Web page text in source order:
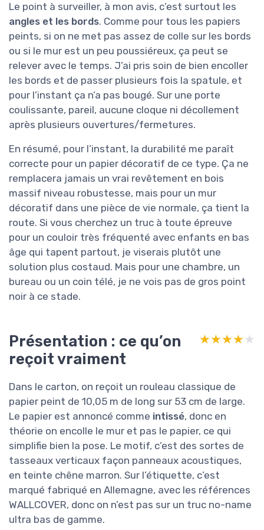
Le point à surveiller, à mon avis, c’est surtout les
angles et les bords. Comme pour tous les papiers
peints, si on ne met pas assez de colle sur les bords
ou si le mur est un peu poussiéreux, ça peut se
relever avec le temps. J’ai pris soin de bien encoller
les bords et de passer plusieurs fois la spatule, et
pour l’instant ça n’a pas bougé. Sur une porte
coulissante, pareil, aucune cloque ni décollement
après plusieurs ouvertures/fermetures.
En résumé, pour l’instant, la durabilité me paraît
correcte pour un papier décoratif de ce type. Ça ne
remplacera jamais un vrai revêtement en bois
massif niveau robustesse, mais pour un mur
décoratif dans une pièce de vie normale, ça tient la
route. Si vous cherchez un truc à toute épreuve
pour un couloir très fréquenté avec enfants en bas
âge qui tapent partout, je viserais plutôt une
solution plus costaud. Mais pour une chambre, un
bureau ou un coin télé, je ne vois pas de gros point
noir à ce stade.
Présentation : ce qu’on
reçoit vraiment
★★★★★
★★★★★
Dans le carton, on reçoit un rouleau classique de
papier peint de 10,05 m de long sur 53 cm de large.
Le papier est annoncé comme intissé, donc en
théorie on encolle le mur et pas le papier, ce qui
simplifie bien la pose. Le motif, c’est des sortes de
tasseaux verticaux façon panneaux acoustiques,
en teinte chêne marron. Sur l’étiquette, c’est
marqué fabriqué en Allemagne, avec les références
WALLCOVER, donc on n’est pas sur un truc no-name
ultra bas de gamme.